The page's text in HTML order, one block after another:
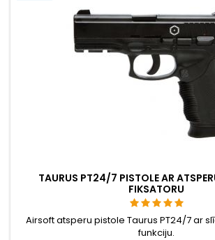
TAURUS PT24/7 PISTOLE AR
FIKSATORU
Airsoft atsperu pistole Taurus PT24/7 ar
funkciju.